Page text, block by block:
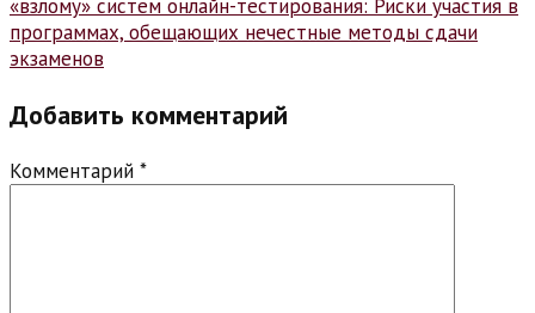
«взлому» систем онлайн-тестирования: Риски участия в
программах, обещающих нечестные методы сдачи
экзаменов
Добавить комментарий
Комментарий *